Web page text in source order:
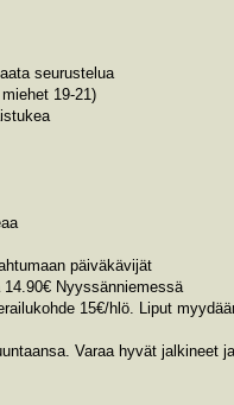
seurustelua
19-21)
päiväkävijät
Nyyssänniemessä
15€/hlö. Liput
Varaa hyvät jalkineet